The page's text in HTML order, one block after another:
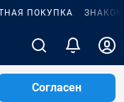
ПОКУПКА
Согласен